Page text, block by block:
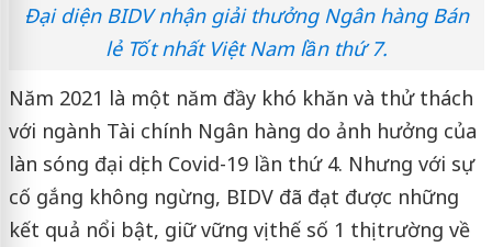
Đại diện BIDV nhận giải thưởng Ngân hàng Bán
lẻ Tốt nhất Việt Nam lần thứ 7.
Năm 2021 là một năm đầy khó khăn và thử thách
với ngành Tài chính Ngân hàng do ảnh hưởng của
làn sóng đại dịch Covid-19 lần thứ 4. Nhưng với sự
cố gắng không ngừng, BIDV đã đạt được những
kết quả nổi bật, giữ vững vị thế số 1 thị trường về